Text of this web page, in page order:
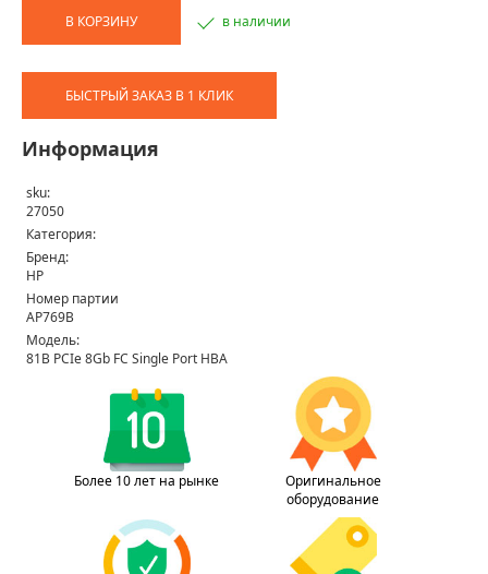
В КОРЗИНУ в наличии
БЫСТРЫЙ ЗАКАЗ В 1 КЛИК
Информация
sku:
27050
Категория:
Бренд:
HP
Номер партии
AP769B
Модель:
81B PCIe 8Gb FC Single Port HBA
Более 10 лет на рынке
Оригинальное
оборудование